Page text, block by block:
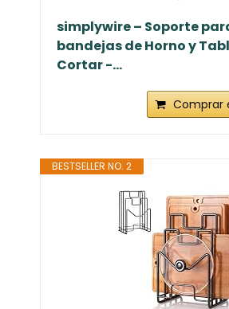
simplywire – Soporte
bandejas de Horno y
Cortar -...
Comprar
BESTSELLER NO. 2